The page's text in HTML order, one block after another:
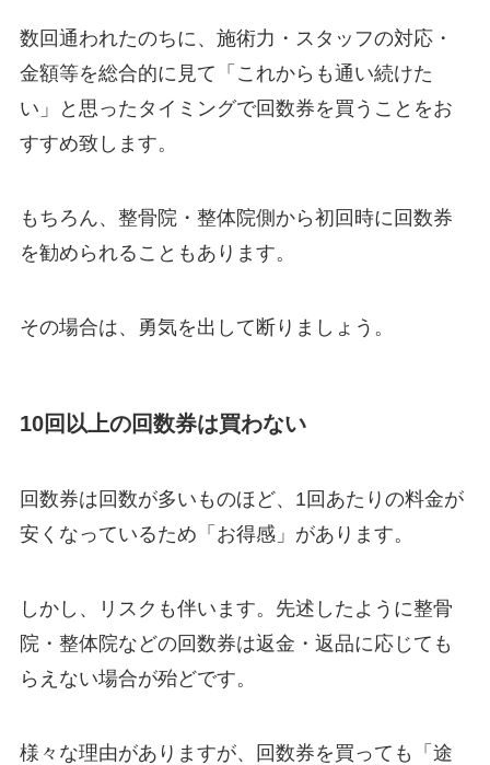
数回通われたのちに、施術力・スタッフの対応・
金額等を総合的に見て「これからも通い続けた
い」と思ったタイミングで回数券を買うことをお
すすめ致します。
もちろん、整骨院・整体院側から初回時に回数券
を勧められることもあります。
その場合は、勇気を出して断りましょう。
10回以上の回数券は買わない
回数券は回数が多いものほど、1回あたりの料金が
安くなっているため「お得感」があります。
しかし、リスクも伴います。先述したように整骨
院・整体院などの回数券は返金・返品に応じても
らえない場合が殆どです。
様々な理由がありますが、回数券を買っても「途